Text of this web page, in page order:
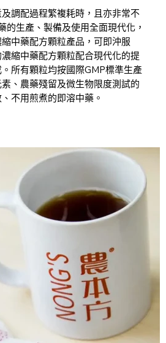
調配過程繁複耗時，且亦非常不
的生產、製備及使用全面現代化，
中藥配方顆粒產品，可即沖服
縮中藥配方顆粒配合現代化的提
所有顆粒均按國際GMP標準生產
、農藥殘留及微生物限度測試的
不用煎煮的即溶中藥。